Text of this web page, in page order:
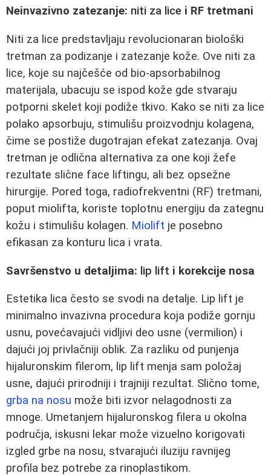
Neinvazivno zatezanje: niti za lice i RF tretmani
Niti za lice predstavljaju revolucionaran biološki
tretman za podizanje i zatezanje kože. Ove niti za
lice, koje su najčešće od bio-apsorbabilnog
materijala, ubacuju se ispod kože gde stvaraju
potporni skelet koji podiže tkivo. Kako se niti za lice
polako apsorbuju, stimulišu proizvodnju kolagena,
čime se postiže dugotrajan efekat zatezanja. Ovaj
tretman je odlična alternativa za one koji žefe
rezultate slične face liftingu, ali bez opsežne
hirurgije. Pored toga, radiofrekventni (RF) tretmani,
poput miolifta, koriste toplotnu energiju da zategnu
kožu i stimulišu kolagen. Miolift je posebno
efikasan za konturu lica i vrata.
Savršenstvo u detaljima: lip lift i korekcije nosa
Estetika lica često se svodi na detalje. Lip lift je
minimalno invazivna procedura koja podiže gornju
usnu, povećavajući vidljivi deo usne (vermilion) i
dajući joj privlačniji oblik. Za razliku od punjenja
hijaluronskim filerom, lip lift menja sam položaj
usne, dajući prirodniji i trajniji rezultat. Slično tome,
grba na nosu može biti izvor nelagodnosti za
mnoge. Umetanjem hijaluronskog filera u okolna
područja, iskusni lekar može vizuelno korigovati
izgled grbe na nosu, stvarajući iluziju ravniјeg
profila bez potrebe za rinoplastikom.